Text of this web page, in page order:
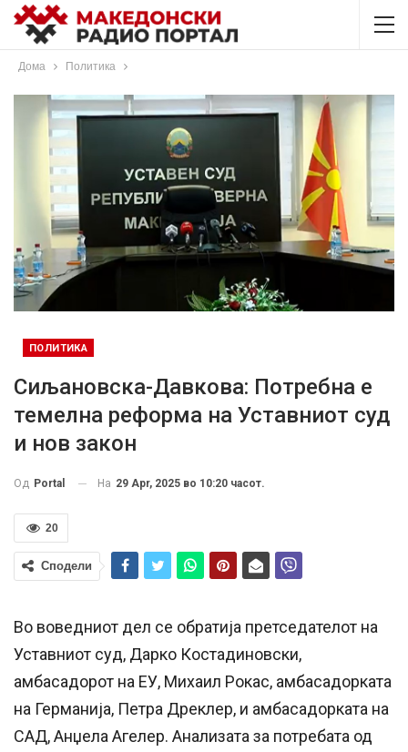
Дома Политика
ПОЛИТИКА
Сиљановска-Давкова: Потребна е
темелна реформа на Уставниот суд
и нов закон
Од Portal На 29 Apr, 2025 во 10:20 часот.
20
Сподели
Во воведниот дел се обратија претседателот на
Уставниот суд, Дарко Костадиновски,
амбасадорот на ЕУ, Михаил Рокас, амбасадорката
на Германија, Петра Дреклер, и амбасадорката на
САД, Анџела Агелер. Анализата за потребата од